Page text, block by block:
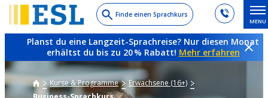
to
main
Finde einen Sprachkurs
MENU
Planst du eine Langzeit-Sprachreise? Nur diesen Monat
erhältst du bis zu 20 % Rabatt! Mehr erfahren
Kurse & Programme
Erwachsene (16+)